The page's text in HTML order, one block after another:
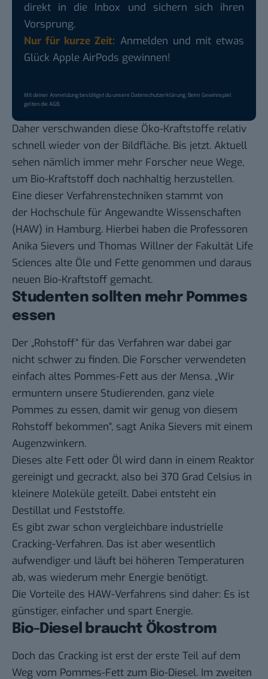
direkt in die Inbox und sichern sich ihren
Vorsprung.
Nur für kurze Zeit: Anmelden und mit etwas
Glück Apple AirPods gewinnen!
Mit deiner Anmeldung bestätigst du unsereDatenschutzerklärung. Beim Gewinnspiel
gelten dieAGB.
Daher verschwanden diese Öko-Kraftstoffe relativ
schnell wieder von der Bildfläche. Bis jetzt. Aktuell
sehen nämlich immer mehr Forscher neue Wege,
um Bio-Kraftstoff doch nachhaltig herzustellen.
Eine dieser Verfahrenstechniken stammt von
der Hochschule für Angewandte Wissenschaften
(HAW) in Hamburg. Hierbei haben die Professoren
Anika Sievers und Thomas Willner der Fakultät Life
Sciences alte Öle und Fette genommen und daraus
neuen Bio-Kraftstoff gemacht.
Studenten sollten mehr Pommes
essen
Der „Rohstoff“ für das Verfahren war dabei gar
nicht schwer zu finden. Die Forscher verwendeten
einfach altes Pommes-Fett aus der Mensa. „Wir
ermuntern unsere Studierenden, ganz viele
Pommes zu essen, damit wir genug von diesem
Rohstoff bekommen“, sagt Anika Sievers mit einem
Augenzwinkern.
Dieses alte Fett oder Öl wird dann in einem Reaktor
gereinigt und gecrackt, also bei 370 Grad Celsius in
kleinere Moleküle geteilt. Dabei entsteht ein
Destillat und Feststoffe.
Es gibt zwar schon vergleichbare industrielle
Cracking-Verfahren. Das ist aber wesentlich
aufwendiger und läuft bei höheren Temperaturen
ab, was wiederum mehr Energie benötigt.
Die Vorteile des HAW-Verfahrens sind daher: Es ist
günstiger, einfacher und spart Energie.
Bio-Diesel braucht Ökostrom
Doch das Cracking ist erst der erste Teil auf dem
Weg vom Pommes-Fett zum Bio-Diesel. Im zweiten